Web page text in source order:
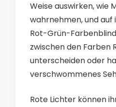
Weise auswirken, wie
wahrnehmen, und auf
Rot-Grün-
zwischen den Farben
unterscheiden oder
verschwommenes
Rote Lichter können